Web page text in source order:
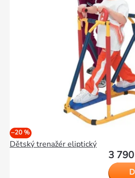
–20 %
Dětský trenažér eliptický
3